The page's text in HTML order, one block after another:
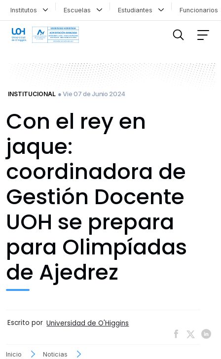
Institutos Escuelas Estudiantes
INSTITUCIONAL ● Vie 07 de Junio 2024
Con el rey en
jaque:
coordinadora de
Gestión Docente
UOH se prepara
para Olimpíadas
de Ajedrez
Escrito por Universidad de O'Higgins
Inicio
Noticias